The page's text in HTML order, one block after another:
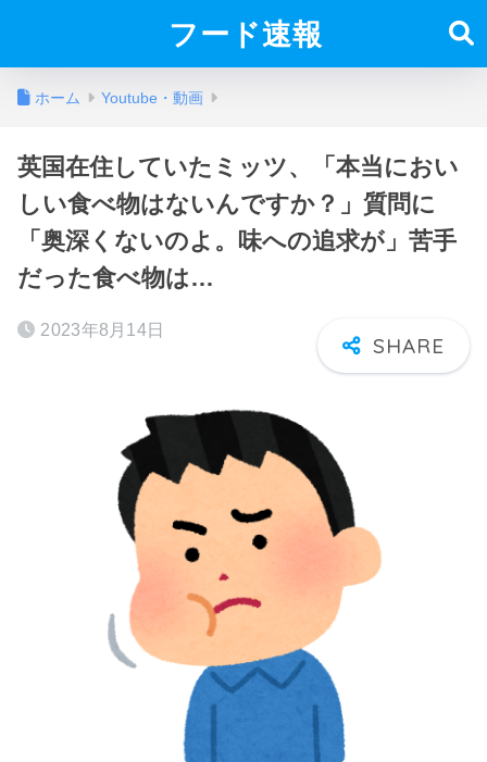
フード速報
ホーム Youtube・動画
英国在住していたミッツ、「本当におい
しい食べ物はないんですか？」質問に
「奥深くないのよ。味への追求が」苦手
だった食べ物は…
2023年8月14日